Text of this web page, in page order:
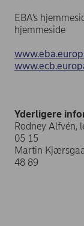
EBA’s
hjemmeside
Yderligere
Rodney Alfvén,
05 15
Martin
48 89